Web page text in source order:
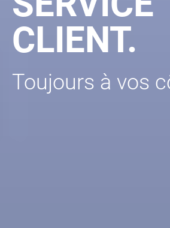
CLIENT.
Toujours à vos